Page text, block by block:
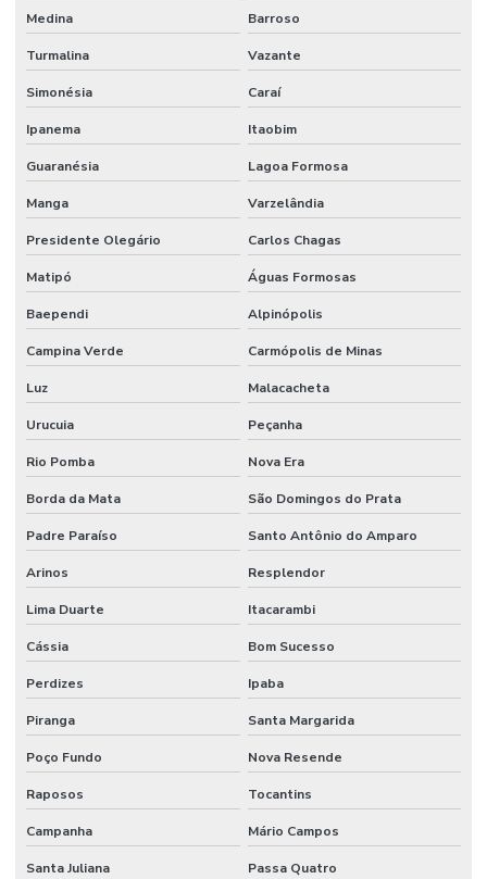
Medina Barroso
Turmalina Vazante
Simonésia Caraí
Ipanema Itaobim
Guaranésia Lagoa Formosa
Manga Varzelândia
Presidente Olegário Carlos Chagas
Matipó Águas Formosas
Baependi Alpinópolis
Campina Verde Carmópolis de Minas
Luz Malacacheta
Urucuia Peçanha
Rio Pomba Nova Era
Borda da Mata São Domingos do Prata
Padre Paraíso Santo Antônio do Amparo
Arinos Resplendor
Lima Duarte Itacarambi
Cássia Bom Sucesso
Perdizes Ipaba
Piranga Santa Margarida
Poço Fundo Nova Resende
Raposos Tocantins
Campanha Mário Campos
Santa Juliana Passa Quatro